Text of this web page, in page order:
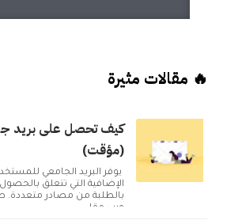
🔥 مقالات مثيرة
كيف تحصل على بريد
(مؤقت)
يوفر البريد الجامعي
الإضافية التي تتعلق
بالطلبة من مصادر متعددة.
ويب مقا...